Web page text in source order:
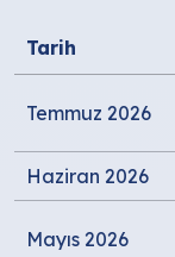
Tarih
Temmuz 2026
Haziran 2026
Mayıs 2026